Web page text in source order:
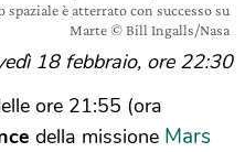
è atterrato con successo su
Marte © Bill Ingalls/Nasa
18 febbraio, ore 22:30
ore 21:55 (ora
della missione Mars